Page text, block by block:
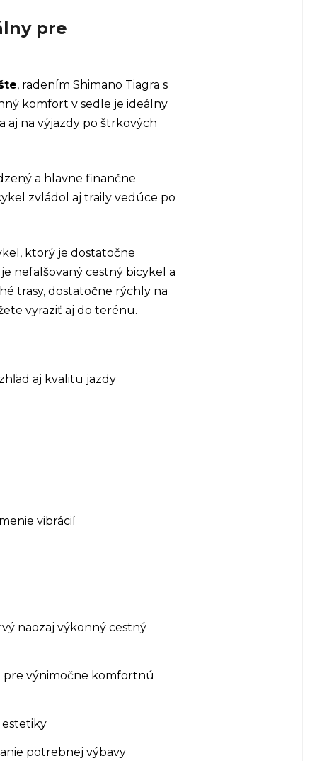
pre
, radením Shimano Tiagra s
komfort v sedle je ideálny
aj na výjazdy po štrkových
a hlavne finančne
zvládol aj traily vedúce po
ktorý je dostatočne
nefalšovaný cestný bicykel a
trasy, dostatočne rýchly na
vyraziť aj do terénu.
aj kvalitu jazdy
vibrácií
naozaj výkonný cestný
pre výnimočne komfortnú
potrebnej výbavy